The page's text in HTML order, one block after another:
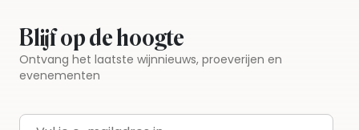
Blijf op de hoogte
Ontvang het laatste wijnnieuws, proeverijen en
evenementen
E-mailadres